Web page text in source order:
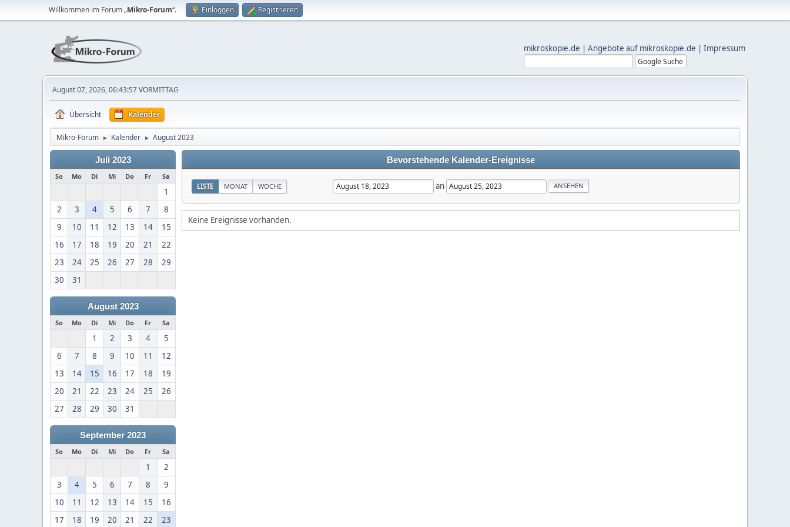
Willkommen im Forum „Mikro-Forum“. Einloggen Registrieren
mikroskopie.de | Angebote auf mikroskopie.de | Impressum
August 07, 2026, 06:43:57 VORMITTAG
Übersicht Kalender
Mikro-Forum ► Kalender ► August 2023
Juli 2023
So Mo Di Mi Do Fr Sa
1
2
3 4 5 6 7
8
9
10 11 12 13 14
15
16
17 18 19 20 21
22
23
24 25 26 27 28
29
30
31
August 2023
So Mo Di Mi Do Fr Sa
1 2 3 4
5
6
7 8 9 10 11
12
13
14 15 16 17 18
19
20
21 22 23 24 25
26
27
28 29 30 31
September 2023
So Mo Di Mi Do Fr Sa
1
2
3
4 5 6 7 8
9
10
11 12 13 14 15
16
17
18 19 20 21 22 23
Bevorstehende Kalender-Ereignisse
LISTE MONAT WOCHE an
Keine Ereignisse vorhanden.